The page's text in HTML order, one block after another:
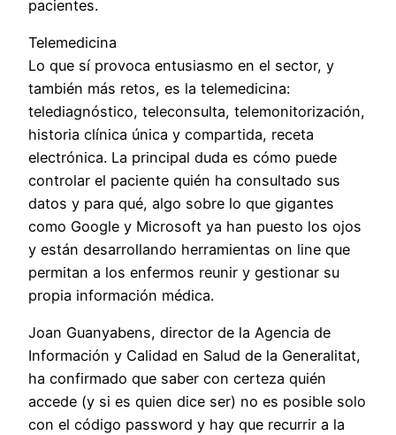
pacientes.
Telemedicina
Lo que sí provoca entusiasmo en el sector, y
también más retos, es la telemedicina:
telediagnóstico, teleconsulta, telemonitorización,
historia clínica única y compartida, receta
electrónica. La principal duda es cómo puede
controlar el paciente quién ha consultado sus
datos y para qué, algo sobre lo que gigantes
como Google y Microsoft ya han puesto los ojos
y están desarrollando herramientas on line que
permitan a los enfermos reunir y gestionar su
propia información médica.
Joan Guanyabens, director de la Agencia de
Información y Calidad en Salud de la Generalitat,
ha confirmado que saber con certeza quién
accede (y si es quien dice ser) no es posible solo
con el código password y hay que recurrir a la